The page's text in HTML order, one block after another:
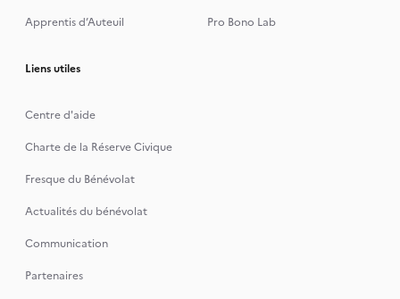
Apprentis d’Auteuil
Pro Bono Lab
Liens utiles
Centre d'aide
Charte de la Réserve Civique
Fresque du Bénévolat
Actualités du bénévolat
Communication
Partenaires